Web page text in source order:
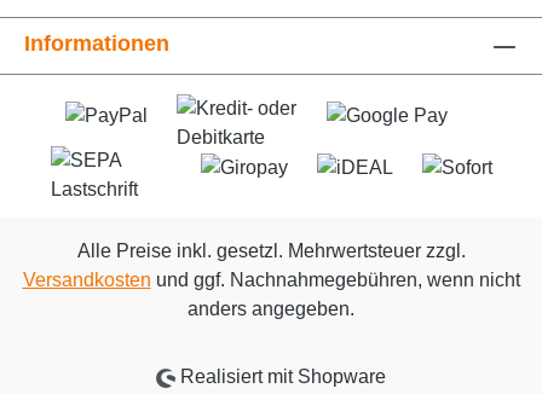
Informationen
Alle Preise inkl. gesetzl. Mehrwertsteuer zzgl.
Versandkosten und ggf. Nachnahmegebühren, wenn nicht
anders angegeben.
Realisiert mit Shopware